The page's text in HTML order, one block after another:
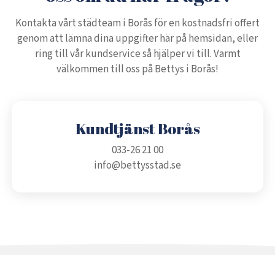
Kontakta vårt städteam i Borås för en kostnadsfri offert
genom att lämna dina uppgifter här på hemsidan, eller
ring till vår kundservice så hjälper vi till. Varmt
välkommen till oss på Bettys i Borås!
Kundtjänst Borås
033-26 21 00
info@bettysstad.se